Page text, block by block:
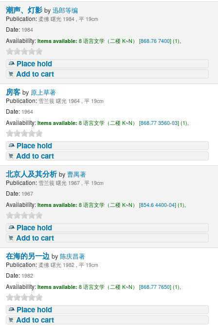
潮声、灯影by迅郎等编
Publication: 柔佛 曙光 1984 , 平 19cm
Date: 1984
Availability: Items available: 8 语言文学（二楼 K~N） [868.76 7400] (1),
Place hold
Add to cart
房客by 原上草著
Publication: 雪兰莪 曙光 1964 , 平 19cm
Date: 1964
Availability: Items available: 8 语言文学（二楼 K~N） [868.77 3560-03] (1),
Place hold
Add to cart
北京人及其分析by曹禺著
Publication: 雪兰莪 曙光 1967 , 平 19cm
Date: 1967
Availability: Items available: 8 语言文学（二楼 K~N） [854.6 4400-04] (1),
Place hold
Add to cart
在海的另一边by陈庆昌著
Publication: 柔佛 曙光 1982 , 平 19cm
Date: 1982
Availability: Items available: 8 语言文学（二楼 K~N） [868.77 7650] (1),
Place hold
Add to cart